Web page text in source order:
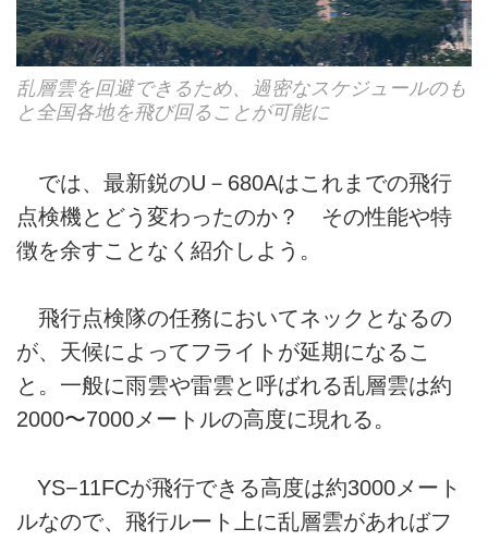
乱層雲を回避できるため、過密なスケジュールのも
と全国各地を飛び回ることが可能に
では、最新鋭のU－680Aはこれまでの飛行
点検機とどう変わったのか？ その性能や特
徴を余すことなく紹介しよう。
飛行点検隊の任務においてネックとなるの
が、天候によってフライトが延期になるこ
と。一般に雨雲や雷雲と呼ばれる乱層雲は約
2000〜7000メートルの高度に現れる。
YS−11FCが飛行できる高度は約3000メート
ルなので、飛行ルート上に乱層雲があればフ